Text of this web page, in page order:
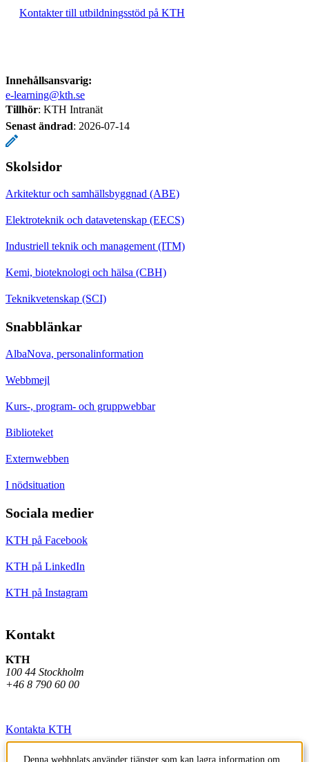
Kontakter till utbildningsstöd på KTH
Innehållsansvarig:
e-learning@kth.se
Tillhör: KTH Intranät
Senast ändrad: 2026-07-14
Skolsidor
Arkitektur och samhällsbyggnad (ABE)
Elektroteknik och datavetenskap (EECS)
Industriell teknik och management (ITM)
Kemi, bioteknologi och hälsa (CBH)
Teknikvetenskap (SCI)
Snabblänkar
AlbaNova, personalinformation
Webbmejl
Kurs-, program- och gruppwebbar
Biblioteket
Externwebben
I nödsituation
Sociala medier
KTH på Facebook
KTH på LinkedIn
KTH på Instagram
Kontakt
KTH
100 44 Stockholm
+46 8 790 60 00
Kontakta KTH
Jobba på KTH
Denna webbplats använder tjänster som kan lagra information om